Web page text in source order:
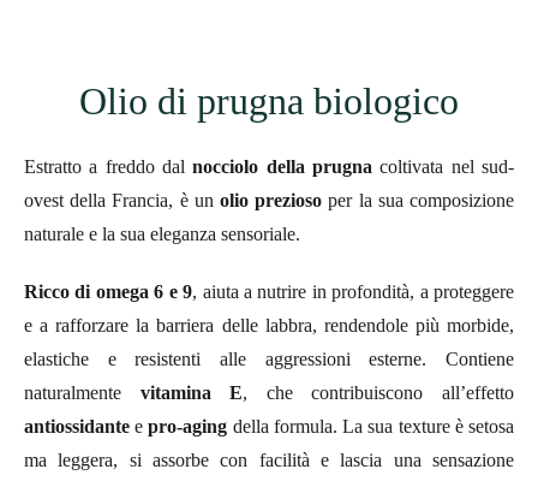
Olio di prugna biologico
Estratto a freddo dalnocciolo della prugna coltivata nel sud-
ovest della Francia, è un olio prezioso per la sua composizione
naturale e la sua eleganza sensoriale.
Ricco di omega 6 e 9, aiuta a nutrire in profondità, a proteggere
e a rafforzare la barriera delle labbra, rendendole più morbide,
elastiche e resistenti alle aggressioni esterne. Contiene
naturalmente vitamina E, che contribuiscono all’effetto
antiossidante epro-aging della formula. La sua texture è setosa
ma leggera, si assorbe con facilità e lascia una sensazione